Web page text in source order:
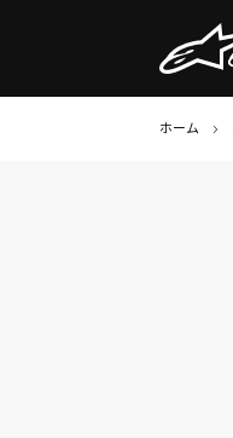
ホーム